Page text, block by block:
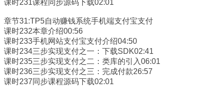
课时231课程同步源码下载02:01
章节31:TP5自动赚钱系统手机端支付宝支付
课时232本章介绍00:56
课时233手机网站支付宝支付介绍04:50
课时234三步实现支付之一：下载SDK02:41
课时235三步实现支付之二：类库的引入06:01
课时236三步实现支付之三：完成付款26:57
课时237同步课程源码下载02:01